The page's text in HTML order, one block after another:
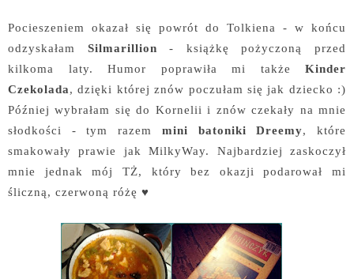
Pocieszeniem okazał się powrót do Tolkiena - w końcu
odzyskałam Silmarillion - książkę pożyczoną przed
kilkoma laty. Humor poprawiła mi także Kinder
Czekolada, dzięki której znów poczułam się jak dziecko :)
Później wybrałam się do Kornelii i znów czekały na mnie
słodkości - tym razem mini batoniki Dreemy, które
smakowały prawie jak MilkyWay. Najbardziej zaskoczył
mnie jednak mój TŻ, który bez okazji podarował mi
śliczną, czerwoną różę ♥